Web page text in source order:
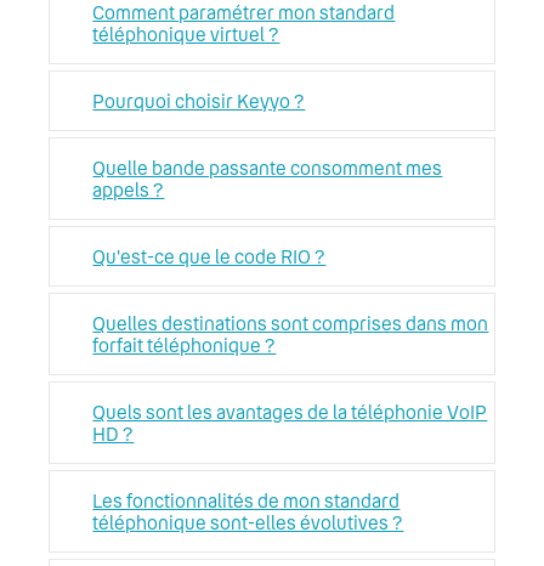
Comment paramétrer mon standard
téléphonique virtuel ?
Pourquoi choisir Keyyo ?
Quelle bande passante consomment mes
appels ?
Qu'est-ce que le code RIO ?
Quelles destinations sont comprises dans mon
forfait téléphonique ?
Quels sont les avantages de la téléphonie VoIP
HD ?
Les fonctionnalités de mon standard
téléphonique sont-elles évolutives ?